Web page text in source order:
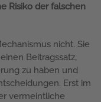
Risiko der falschen
nicht. Sie
Beitragssatz,
zu haben und
Erst im
vermeintliche